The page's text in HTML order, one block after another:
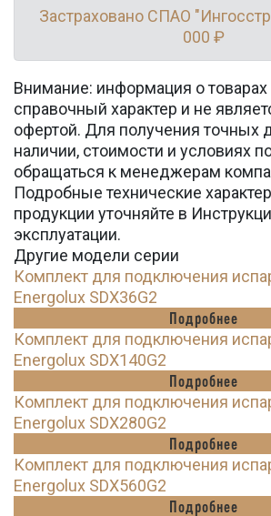
Застраховано СПАО
000 ₽
Внимание: информация о товарах
справочный характер и не
офертой. Для получения точных
наличии, стоимости и условиях
обращаться к менеджерам
Подробные технические
продукции уточняйте в
эксплуатации.
Другие модели серии
Комплект для подключения
Energolux SDX36G2
Подробнее
Комплект для подключения
Energolux SDX140G2
Подробнее
Комплект для подключения
Energolux SDX280G2
Подробнее
Комплект для подключения
Energolux SDX560G2
Подробнее